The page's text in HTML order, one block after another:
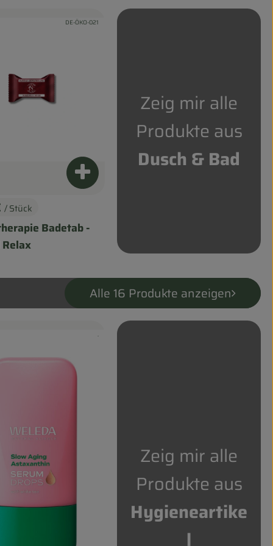
hinzufügen
/ Stück
Badetab -
Produkt zum Warenkorb hinzufügen
, Kontrollstelle:
DE-ÖKO-021
Zeig mir alle
Produkte aus
Dusch & Bad
Alle 16 Produkte anzeigen
, Verband:
, Kontrollstelle:
.
Zeig mir alle
Produkte aus
Hygieneartike
l